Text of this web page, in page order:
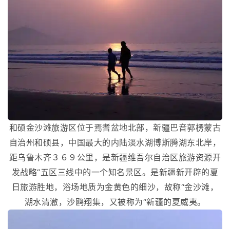
和硕金沙滩旅游区位于焉耆盆地北部，新疆巴音郭楞蒙古
自治州和硕县，中国最大的内陆淡水湖博斯腾湖东北岸，
距乌鲁木齐３６９公里，是新疆维吾尔自治区旅游资源开
发战略“五区三线中的一个知名景区。是新疆新开辟的夏
日旅游胜地，浴场地质为金黄色的细沙，故称“金沙滩，
湖水清澈，沙鸥翔集，又被称为“新疆的夏威夷。